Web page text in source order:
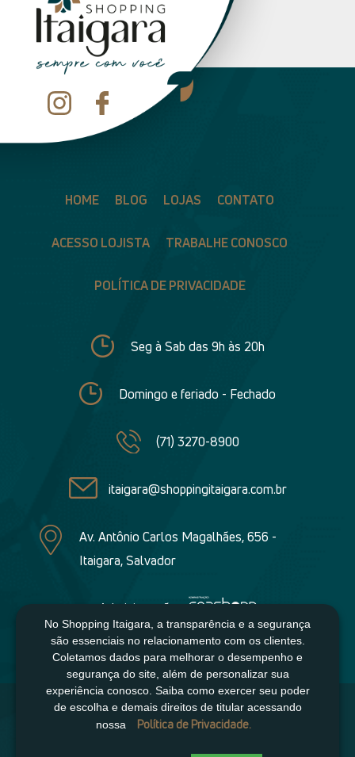
HOME BLOG LOJAS CONTATO
ACESSO LOJISTA TRABALHE CONOSCO
POLÍTICA DE PRIVACIDADE
Seg à Sab das 9h às 20h
Domingo e feriado - Fechado
(71) 3270-8900
itaigara@shoppingitaigara.com.br
Av. Antônio Carlos Magalhães, 656 -
Itaigara, Salvador
Administração:
No Shopping Itaigara, a transparência e a segurança
são essenciais no relacionamento com os clientes.
Coletamos dados para melhorar o desempenho e
segurança do site, além de personalizar sua
experiência conosco. Saiba como exercer seu poder
de escolha e demais direitos de titular acessando
nossa
Política de Privacidade.